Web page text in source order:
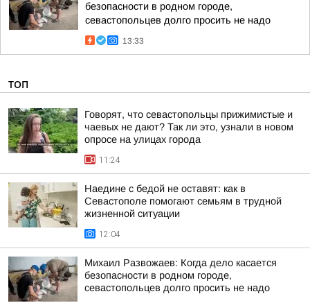
безопасности в родном городе,
севастопольцев долго просить не надо
13:33
ТОП
Говорят, что севастопольцы прижимистые и
чаевых не дают? Так ли это, узнали в новом
опросе на улицах города
11:24
Наедине с бедой не оставят: как в
Севастополе помогают семьям в трудной
жизненной ситуации
12:04
Михаил Развожаев: Когда дело касается
безопасности в родном городе,
севастопольцев долго просить не надо